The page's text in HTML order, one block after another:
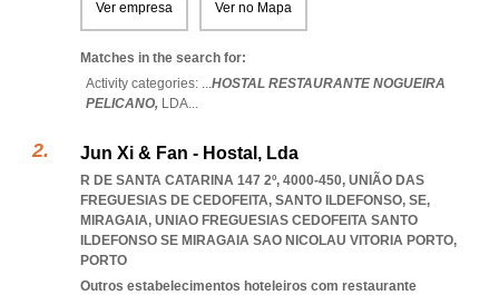
Ver empresa Ver no Mapa
Matches in the search for:
Activity categories: ...HOSTAL RESTAURANTE NOGUEIRA
PELICANO, LDA...
Jun Xi & Fan - Hostal, Lda
R DE SANTA CATARINA 147 2º, 4000-450, UNIÃO DAS
FREGUESIAS DE CEDOFEITA, SANTO ILDEFONSO, SE,
MIRAGAIA, UNIAO FREGUESIAS CEDOFEITA SANTO
ILDEFONSO SE MIRAGAIA SAO NICOLAU VITORIA PORTO,
PORTO
Outros estabelecimentos hoteleiros com restaurante